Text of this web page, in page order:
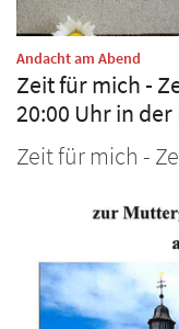
Andacht am Abend
Zeit für mich -
20:00 Uhr in
Zeit für mich -